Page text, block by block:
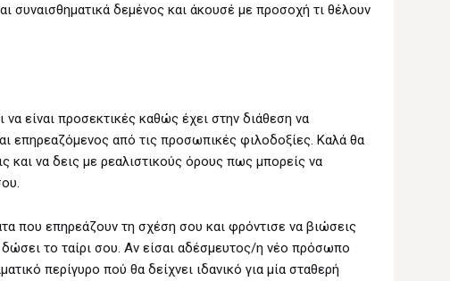
δεμένος και άκουσέ με προσοχή τι θέλουν
είναι προσεκτικές καθώς έχει στην διάθεση να
επηρεαζόμενος από τις προσωπικές φιλοδοξίες. Καλά θα
και να δεις με ρεαλιστικούς όρους πως μπορείς να
που επηρεάζουν τη σχέση σου και φρόντισε να βιώσεις
το ταίρι σου. Αν είσαι αδέσμευτος/η νέο πρόσωπο
περίγυρο πού θα δείχνει ιδανικό για μία σταθερή